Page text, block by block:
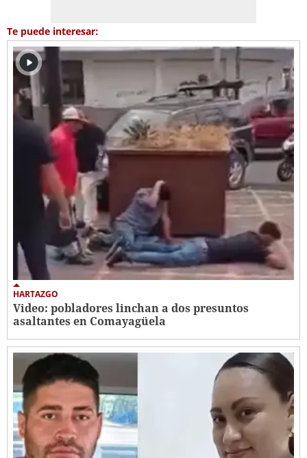
Te puede interesar:
HARTAZGO
Video: pobladores linchan a dos presuntos
asaltantes en Comayagüela